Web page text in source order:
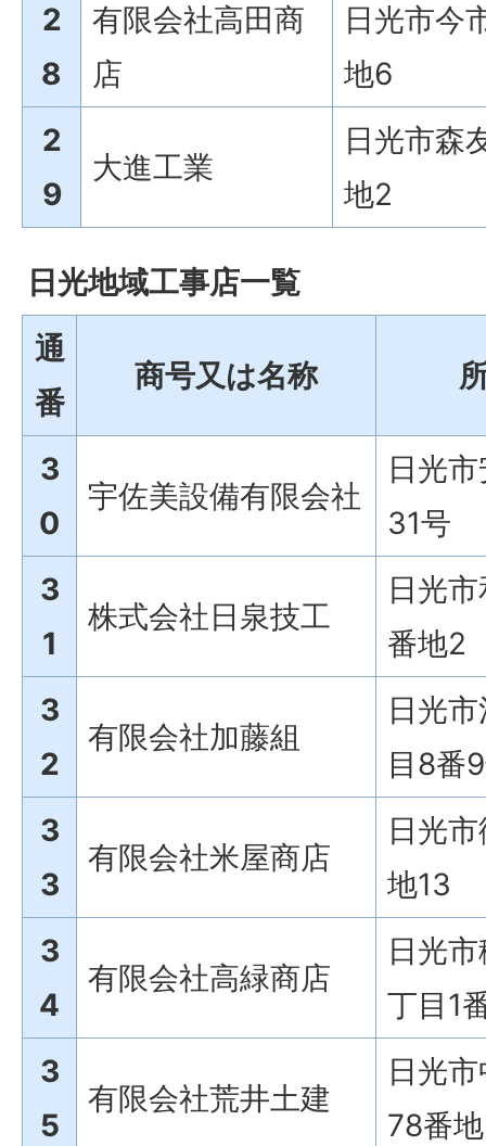
2
8
有限会社高田商
店
日光市今
地6
2
9
大進工業
日光市森
地2
日光地域工事店一覧
通
番
商号又は名称
3
0
宇佐美設備有限会社
日光
31号
3
1
株式会社日泉技工
日光
番地2
3
2
有限会社加藤組
日光
目8番
3
3
有限会社米屋商店
日光
地13
3
4
有限会社高緑商店
日光
丁目1
3
5
有限会社荒井土建
日光
78番地